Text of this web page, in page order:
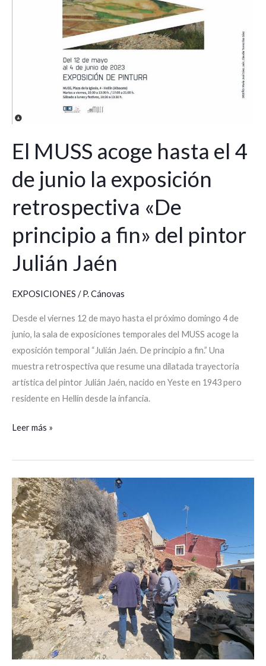
El MUSS acoge hasta el 4
de junio la exposición
retrospectiva «De
principio a fin» del pintor
Julián Jaén
EXPOSICIONES /P. Cánovas
Desde el viernes 12 de mayo hasta el próximo domingo 4 de
junio, la sala de exposiciones temporales del MUSS acoge la
exposición temporal “Julián Jaén. De principio a fin.” Una
muestra retrospectiva que resume una dilatada trayectoria
artística del pintor Julián Jaén, nacido en Yeste en 1943 pero
residente en Hellín desde la infancia.
Jaén
Leer más »
Comienza
la
excavación
arqueológica
en
el
Castillo
de
Hellín